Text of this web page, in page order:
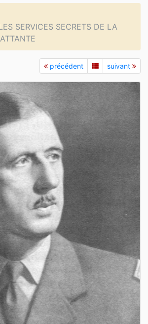
SERVICES SECRETS DE LA
précédent suivant